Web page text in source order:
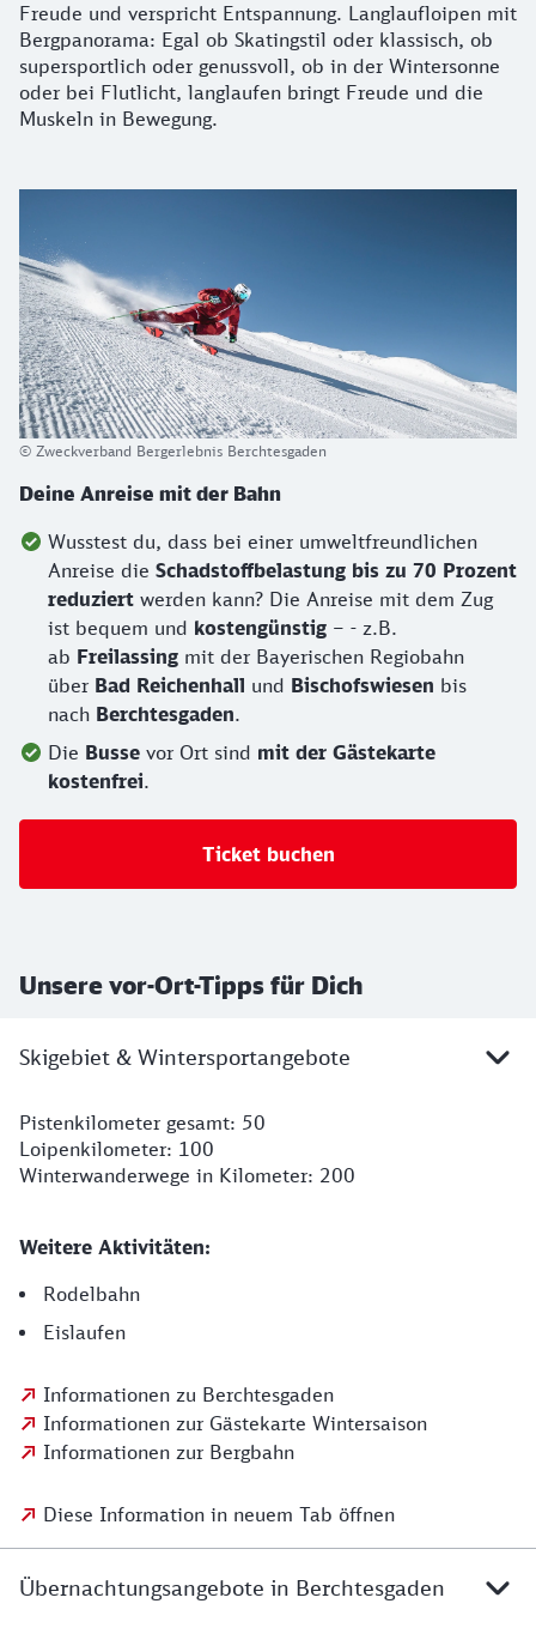
Freude und verspricht Entspannung. Langlaufloipen mit
Bergpanorama: Egal ob Skatingstil oder klassisch, ob
supersportlich oder genussvoll, ob in der Wintersonne
oder bei Flutlicht, langlaufen bringt Freude und die
Muskeln in Bewegung.
© Zweckverband Bergerlebnis Berchtesgaden
Deine Anreise mit der Bahn
Wusstest du, dass bei einer umweltfreundlichen
Anreise die Schadstoffbelastung bis zu 70 Prozent
reduziert werden kann? Die Anreise mit dem Zug
ist bequem und kostengünstig – - z.B.
ab Freilassing mit der Bayerischen Regiobahn
über Bad Reichenhall und Bischofswiesen bis
nach Berchtesgaden.
Die Busse vor Ort sind mit der Gästekarte
kostenfrei.
Ticket buchen
Unsere vor-Ort-Tipps für Dich
Skigebiet & Wintersportangebote
Pistenkilometer gesamt: 50
Loipenkilometer: 100
Winterwanderwege in Kilometer: 200
Weitere Aktivitäten:
Rodelbahn
Eislaufen
Informationen zu Berchtesgaden
Informationen zur Gästekarte Wintersaison
Informationen zur Bergbahn
Diese Information in neuem Tab öffnen
Übernachtungsangebote in Berchtesgaden